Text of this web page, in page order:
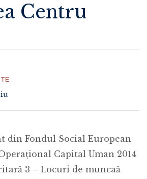
Centru
din Fondul Social European
Capital Uman 2014
3 – Locuri de muncaă